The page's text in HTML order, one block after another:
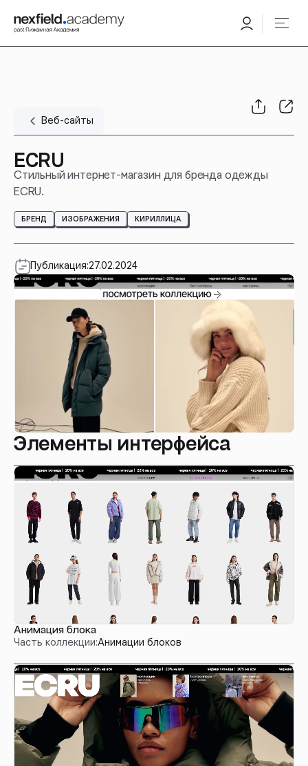
Веб-сайты
БРЕНД ИЗОБРАЖЕНИЯ КИРИЛЛИЦА
ECRU
Стильный интернет-магазин для бренда одежды
ECRU.
Публикация:27.02.2024
Элементы интерфейса
Анимация блока
Часть коллекции:Анимации блоков